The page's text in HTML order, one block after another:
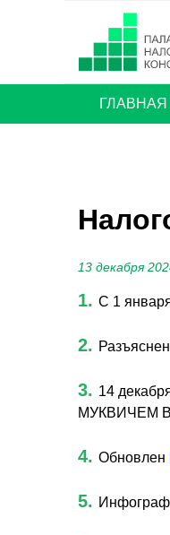
ГЛАВНАЯ
13 декабря
1. С 1
2.
3. 14
МУКВИЧЕМ
4. Обновлен
5.